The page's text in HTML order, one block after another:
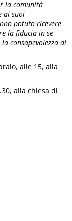
la comunità
ai suoi
potuto ricevere
la fiducia in se
consapevolezza di
alle 15, alla
alla chiesa di